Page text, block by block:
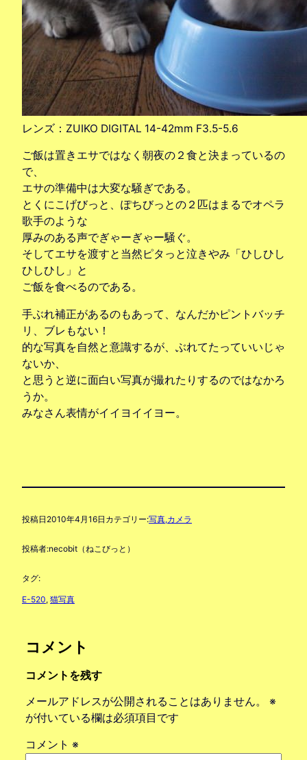
レンズ：ZUIKO DIGITAL 14-42mm F3.5-5.6
ご飯は置きエサではなく朝夜の２食と決まっているの
で、
エサの準備中は大変な騒ぎである。
とくにこげびっと、ぽちびっとの２匹はまるでオペラ
歌手のような
厚みのある声でぎゃーぎゃー騒ぐ。
そしてエサを渡すと当然ピタっと泣きやみ「ひしひし
ひしひし」と
ご飯を食べるのである。
手ぶれ補正があるのもあって、なんだかピントバッチ
リ、ブレもない！
的な写真を自然と意識するが、ぶれてたっていいじゃ
ないか、
と思うと逆に面白い写真が撮れたりするのではなかろ
うか。
みなさん表情がイイヨイイヨー。
投稿日 2010年4月16日 カテゴリー:写真,カメラ
投稿者:necobit（ねこびっと）
タグ:
E-520, 猫写真
コメント
コメントを残す
メールアドレスが公開されることはありません。
※
が付いている欄は必須項目です
コメント ※